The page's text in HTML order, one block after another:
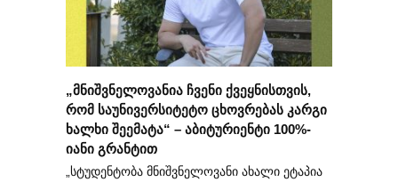
„მნიშვნელოვანია ჩვენი ქვეყნისთვის,
რომ საუნივერსიტეტო ცხოვრებას კარგი
ხალხი შეემატა“ – აბიტურიენტი 100%-
იანი გრანტით
„სტუდენტობა მნიშვნელოვანი ახალი ეტაპია